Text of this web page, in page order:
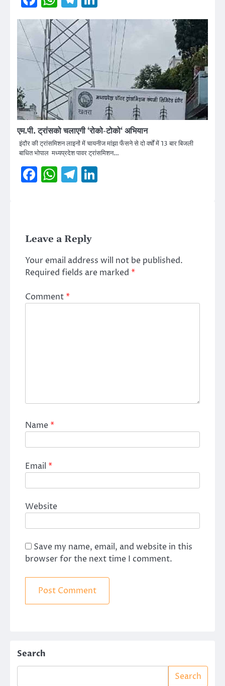
एम.पी. ट्रांसको चलाएगी ‘रोको-टोको‘ अभियान
इंदौर की ट्रांसमिशन लाइनों में चायनीज मांझा फँसने से दो वर्षों में 13 बार बिजली
बाधित भोपाल मध्यप्रदेश पावर ट्रांसमिशन…
Facebook
WhatsApp
Telegram
Leave a Reply
Your email address will not be published.
Required fields are marked *
Comment*
Name*
Email *
Website
Save my name, email, and website in this
browser for the next time I comment.
Search
Search